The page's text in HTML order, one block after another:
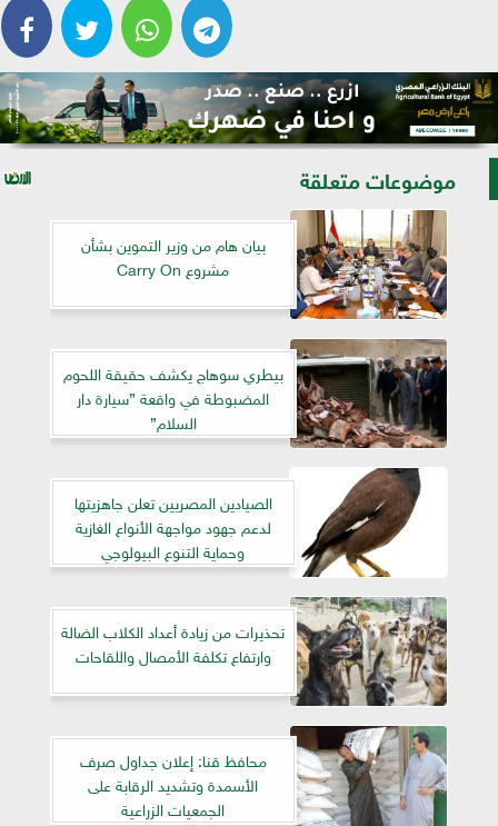
موضوعات متعلقة
بيان هام من وزير التموين بشأن
مشروع Carry On
بيطري سوهاج يكشف حقيقة اللحوم
المضبوطة في واقعة ”سيارة دار
السلام”
الصيادين المصريين تعلن جاهزيتها
لدعم جهود مواجهة الأنواع الغازية
وحماية التنوع البيولوجي
تحذيرات من زيادة أعداد الكلاب الضالة
وارتفاع تكلفة الأمصال واللقاحات
محافظ قنا: إعلان جداول صرف
الأسمدة وتشديد الرقابة على
الجمعيات الزراعية